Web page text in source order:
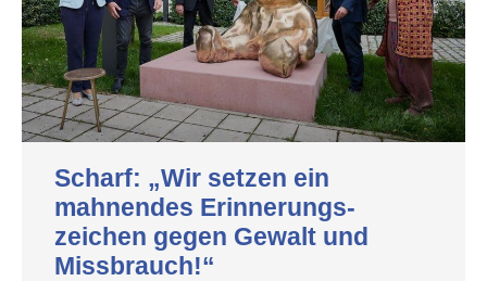
Scharf: „Wir setzen ein
mahnendes Erinnerungs-
zeichen gegen Gewalt und
Missbrauch!“